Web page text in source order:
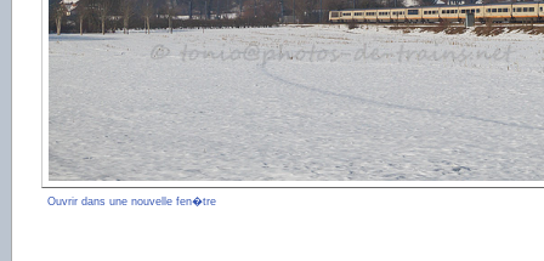
Ouvrir dans une nouvelle fen�tre